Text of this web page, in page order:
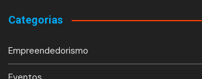
Categorias
Empreendedorismo